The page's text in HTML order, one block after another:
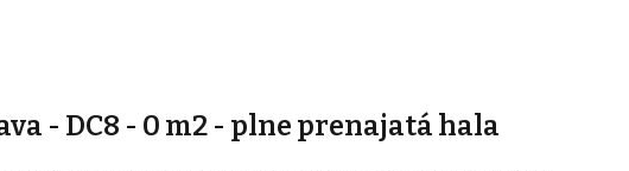
- DC8 - 0 m2 - plne prenajatá hala